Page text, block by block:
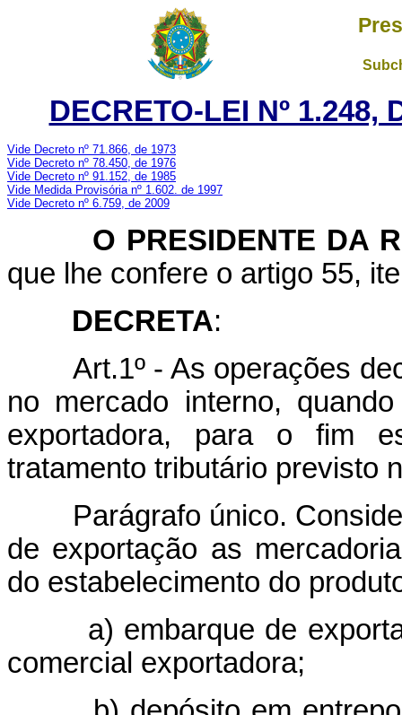
DECRETO-LEI Nº 1.248,
Vide Decreto nº 71.866, de 1973
Vide Decreto nº 78.450, de 1976
Vide Decreto nº 91.152, de 1985
Vide Medida Provisória nº 1.602. de 1997
Vide Decreto nº 6.759, de 2009
O PRESIDENTE DA
que lhe confere o artigo 55,
DECRETA:
Art.1º - As operações
no mercado interno,
exportadora, para o fim
tratamento tributário previsto
Parágrafo único.
de exportação as
do estabelecimento do
a) embarque de
comercial exportadora;